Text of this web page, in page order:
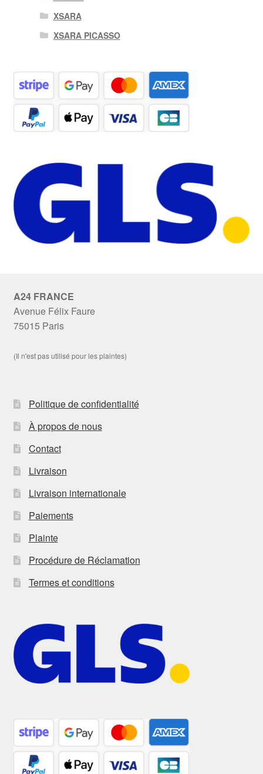
XSARA
XSARA PICASSO
A24 FRANCE
Avenue Félix Faure
75015 Paris
(Il n'est pas utilisé pour les plaintes)
Politique de confidentialité
À propos de nous
Contact
Livraison
Livraison internationale
Paiements
Plainte
Procédure de Réclamation
Termes et conditions